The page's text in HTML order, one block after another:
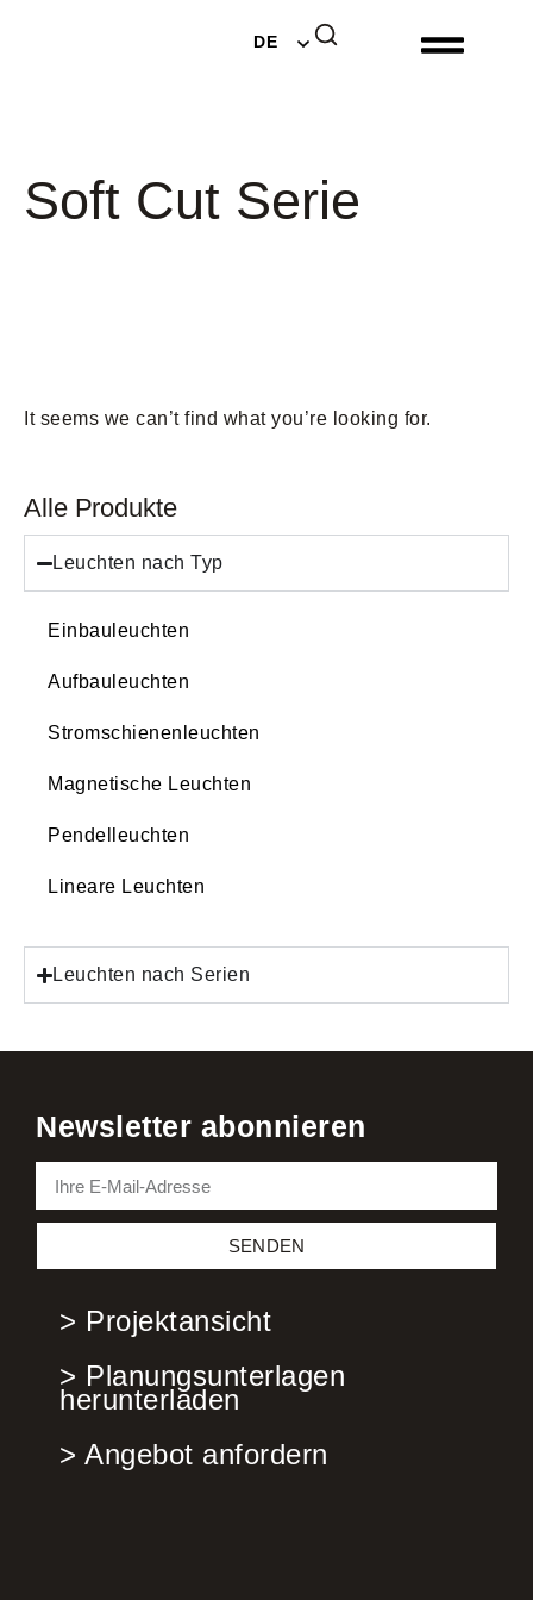
DE
NL
Soft Cut Serie
Alle Produkte
Leuchten nach Typ
Einbauleuchten
Aufbauleuchten
Stromschienenleuchten
Magnetische Leuchten
Pendelleuchten
Lineare Leuchten
Leuchten nach Serien
It seems we can’t find what you’re looking for.
Newsletter abonnieren
SENDEN
> Projektansicht
> Planungsunterlagen
herunterladen
> Angebot anfordern